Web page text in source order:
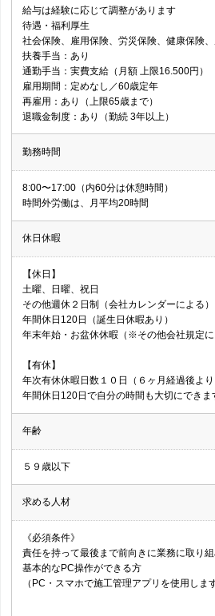
給与は経験に応じて調整があります
待遇・福利厚生
社会保険、雇用保険、労災保険、健康保険
扶養手当：あり
通勤手当：実費支給（月額 上限16.500円）
雇用期間：定めなし／60歳定年
再雇用：あり（上限65歳まで）
退職金制度：あり（勤続 3年以上）
勤務時間
8:00〜17:00（内60分は休憩時間）
時間外労働は、月平均20時間
休日休暇
【休日】
土曜、日曜、祝日
その他週休２日制（会社カレンダーによる）
年間休日120日（誕生日休暇あり）
年末年始・お盆休休暇（※その他会社規定に
【有休】
年次有休休暇日数１０日（６ヶ月経過後より
年間休日120日で自分の時間も大切にできま
年齢
５９歳以下
求める人材
《必須条件》
責任を持って最後まで前向きに業務に取り
基本的なPC操作ができる方
（PC・スマホで施工管理アプリを使用します